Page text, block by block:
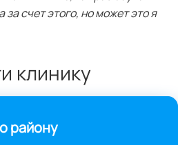
счет этого, но может это я
клинику
району